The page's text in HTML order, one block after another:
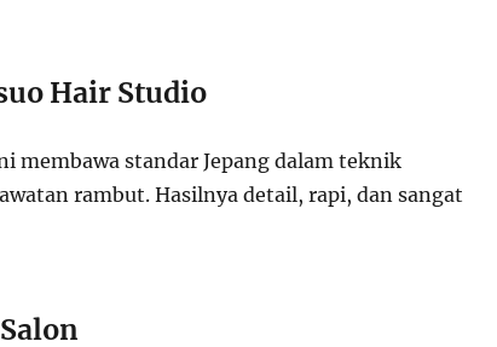
Hair Studio
membawa standar Jepang dalam teknik
rambut. Hasilnya detail, rapi, dan sangat